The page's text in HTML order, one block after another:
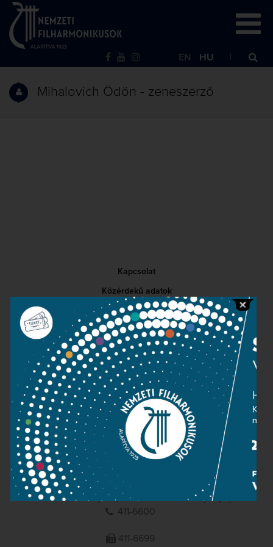
EN HU
Mihalovich Ödön - zeneszerző
Kapcsolat
Közérdekű adatok
Sajtószoba
Adatvédelem
Impresszum
NEMZETI
FILHARMONIKUSOK
1095 Budapest, Komor Marcell u. 1. (Müpa)
411-6600
411-6699